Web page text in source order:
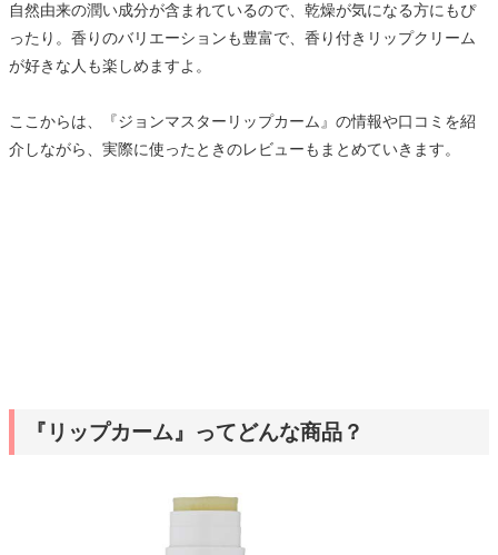
自然由来の潤い成分が含まれているので、乾燥が気になる方にもぴ
ったり。香りのバリエーションも豊富で、香り付きリップクリーム
が好きな人も楽しめますよ。
ここからは、『ジョンマスターリップカーム』の情報や口コミを紹
介しながら、実際に使ったときのレビューもまとめていきます。
『リップカーム』ってどんな商品？